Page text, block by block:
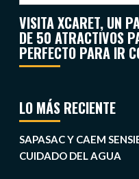
VISITA XCARET, UN
DE 50 ATRACTIVOS
PERFECTO PARA IR
LO MÁS RECIENTE
SAPASAC Y CAEM
CUIDADO DEL AGUA